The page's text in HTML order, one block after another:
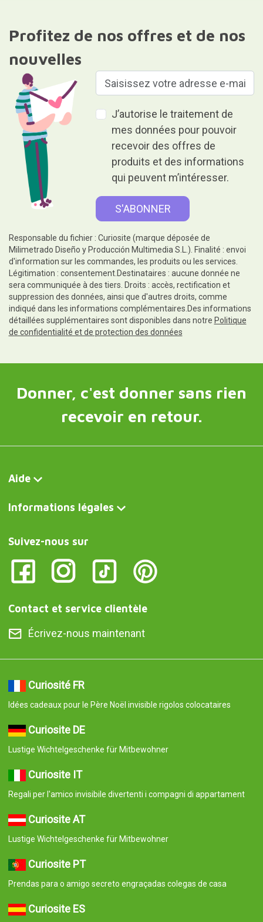
Profitez de nos offres et de nos
nouvelles
J’autorise le traitement de
mes données pour pouvoir
recevoir des offres de
produits et des informations
qui peuvent m’intéresser.
Responsable du fichier : Curiosite (marque déposée de
Milimetrado Diseño y Producción Multimedia S.L.). Finalité : envoi
d'information sur les commandes, les produits ou les services.
Légitimation : consentement.Destinataires : aucune donnée ne
sera communiquée à des tiers. Droits : accès, rectification et
suppression des données, ainsi que d'autres droits, comme
indiqué dans les informations complémentaires.Des informations
détaillées supplémentaires sont disponibles dans notre Politique
de confidentialité et de protection des données
Donner, c'est donner sans rien
recevoir en retour.
Aide
Informations légales
Suivez-nous sur
Contact et service clientèle
Écrivez-nous maintenant
Curiosité FR
Idées cadeaux pour le Père Noël invisible rigolos colocataires
Curiosite DE
Lustige Wichtelgeschenke für Mitbewohner
Curiosite IT
Regali per l'amico invisibile divertenti i compagni di appartament
Curiosite AT
Lustige Wichtelgeschenke für Mitbewohner
Curiosite PT
Prendas para o amigo secreto engraçadas colegas de casa
Curiosite ES